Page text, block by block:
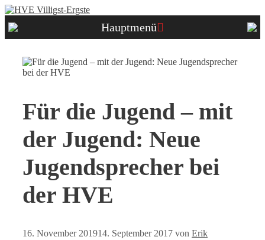
Zum
springen
Hauptmenü
Für die Jugend – mit
der Jugend: Neue
Jugendsprecher bei
der HVE
16. November 201914. September 2017 von Erik